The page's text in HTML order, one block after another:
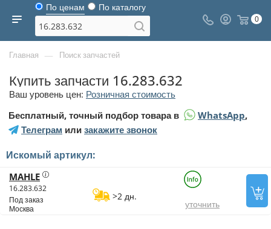
По ценам По каталогу
0
Главная — Поиск запчастей
Купить запчасти 16.283.632
Ваш уровень цен: Розничная стоимость
Бесплатный, точный подбор товара в
WhatsApp,
Телеграм или закажите звонок
Искомый артикул:
MAHLE
16.283.632
Под заказ
Москва
>2 дн.
уточнить